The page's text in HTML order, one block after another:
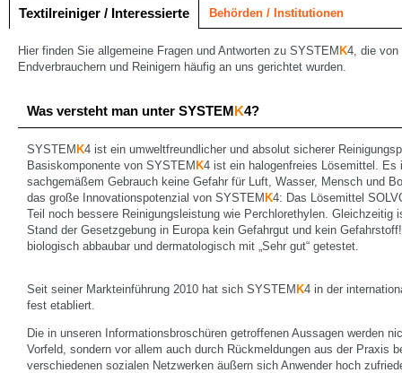
Textilreiniger / Interessierte Behörden / Institutionen
Hier finden Sie allgemeine Fragen und Antworten zu SYSTEM K4, die von
Endverbrauchern und Reinigern häufig an uns gerichtet wurden.
Was versteht man unter SYSTEMK4?
SYSTEM K4 ist ein umweltfreundlicher und absolut sicherer
Basiskomponente von SYSTEM K4 ist ein halogenfreies Lösemittel.
sachgemäßem Gebrauch keine Gefahr für Luft, Wasser, Mensch und
das große Innovationspotenzial von SYSTEM K4: Das Lösemittel
Teil noch bessere Reinigungsleistung wie Perchlorethylen. Gleichzeitig
Stand der Gesetzgebung in Europa kein Gefahrgut und kein
biologisch abbaubar und dermatologisch mit „Sehr gut“ getestet.
Seit seiner Markteinführung 2010 hat sich SYSTEM K4 in der
fest etabliert.
Die in unseren Informationsbroschüren getroffenen Aussagen werden
Vorfeld, sondern vor allem auch durch Rückmeldungen aus der Praxis
verschiedenen sozialen Netzwerken äußern sich Anwender hoch